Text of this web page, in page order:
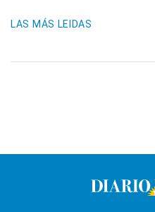
LAS MÁS LEIDAS